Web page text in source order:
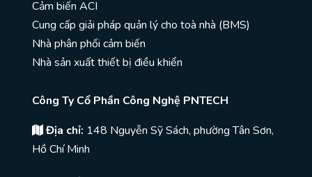
Cảm biến ACI
Cung cấp giải pháp quản lý cho toà nhà (BMS)
Nhà phân phối cảm biến
Nhà sản xuất thiết bị điều khiển
Công Ty Cổ Phần Công Nghệ PNTECH
Địa chỉ: 148 Nguyễn Sỹ Sách, phường Tân Sơn,
Hồ Chí Minh